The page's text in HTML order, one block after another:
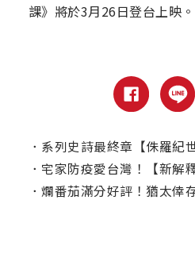
課》將於3月26日登台上映。
． 系列史詩最終章【侏羅紀世界：統霸
． 宅家防疫愛台灣！【新解釋三國志】
． 爛番茄滿分好評！猶太倖存者為了